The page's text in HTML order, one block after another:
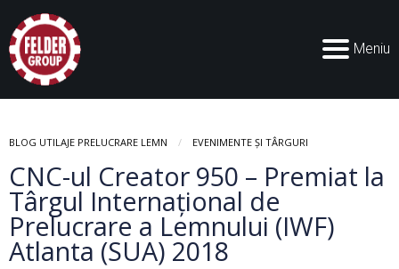
Meniu
BLOG UTILAJE PRELUCRARE LEMN EVENIMENTE ȘI TÂRGURI
CNC-ul Creator 950 – Premiat la
Târgul Internațional de
Prelucrare a Lemnului (IWF)
Atlanta (SUA) 2018